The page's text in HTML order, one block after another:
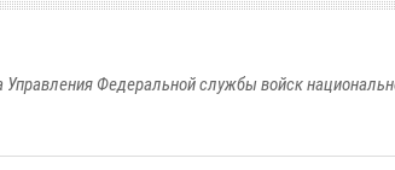
Федеральной службы войск